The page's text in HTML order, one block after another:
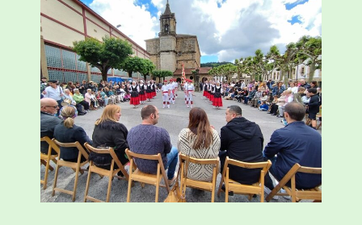
Abadiñok doako autobus bat pleitatuko
du San Trokaz jaietarako
LABURRAK/2024-05-15